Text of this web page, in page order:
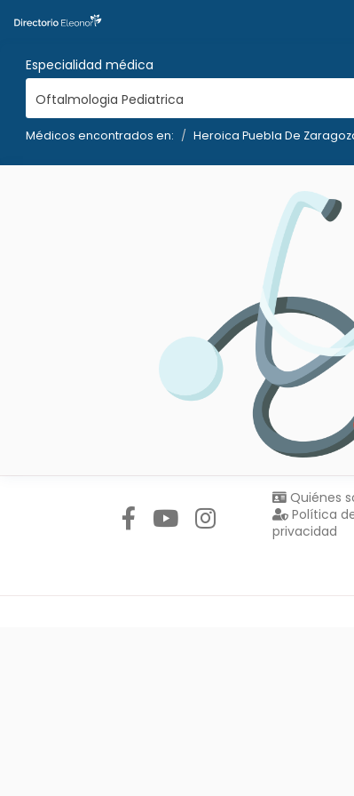
Especialidad médica
Oftalmologia Pediatrica
Médicos encontrados en: Heroica Puebla De
Quiénes
Política
privacidad